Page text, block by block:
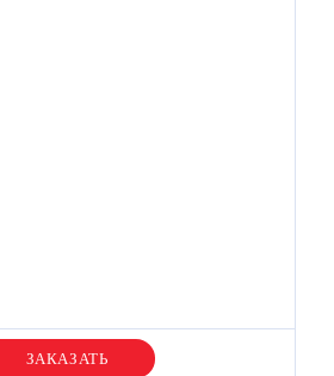
Уточняйте цену